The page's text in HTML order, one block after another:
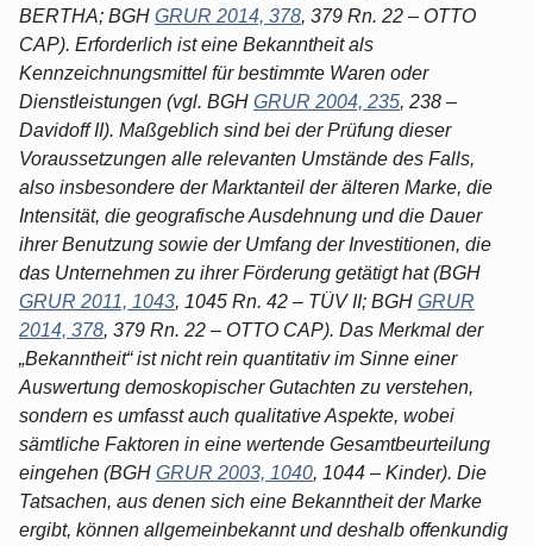
BERTHA; BGH GRUR 2014, 378, 379 Rn. 22 – OTTO
CAP). Erforderlich ist eine Bekanntheit als
Kennzeichnungsmittel für bestimmte Waren oder
Dienstleistungen (vgl. BGH GRUR 2004, 235, 238 –
Davidoff II). Maßgeblich sind bei der Prüfung dieser
Voraussetzungen alle relevanten Umstände des Falls,
also insbesondere der Marktanteil der älteren Marke, die
Intensität, die geografische Ausdehnung und die Dauer
ihrer Benutzung sowie der Umfang der Investitionen, die
das Unternehmen zu ihrer Förderung getätigt hat (BGH
GRUR 2011, 1043, 1045 Rn. 42 – TÜV II; BGH GRUR
2014, 378, 379 Rn. 22 – OTTO CAP). Das Merkmal der
„Bekanntheit“ ist nicht rein quantitativ im Sinne einer
Auswertung demoskopischer Gutachten zu verstehen,
sondern es umfasst auch qualitative Aspekte, wobei
sämtliche Faktoren in eine wertende Gesamtbeurteilung
eingehen (BGH GRUR 2003, 1040, 1044 – Kinder). Die
Tatsachen, aus denen sich eine Bekanntheit der Marke
ergibt, können allgemeinbekannt und deshalb offenkundig